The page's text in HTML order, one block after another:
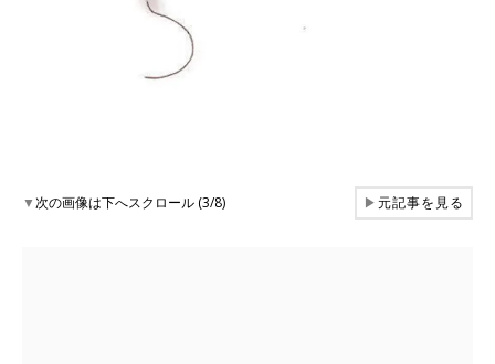
▼次の画像は下へスクロール (3/8) ▶元記事を見る